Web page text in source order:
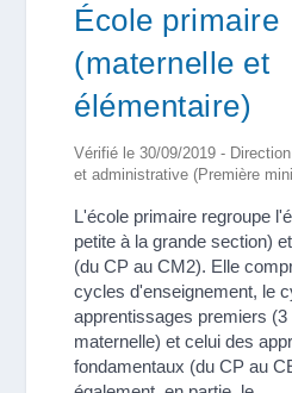
École primaire
(maternelle et
élémentaire)
Vérifié le 30/09/2019 -
et administrative (Première
L'école primaire regroupe
petite à la grande section)
(du CP au CM2). Elle
cycles d'enseignement, le
apprentissages premiers
maternelle) et celui des
fondamentaux (du CP au